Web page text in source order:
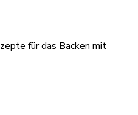
für das Backen mit